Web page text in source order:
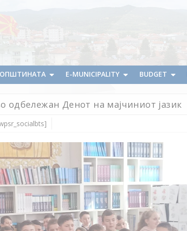
ОПШТИНАТА E-MUNICIPALITY BUDGET
одбележан Денот на мајчиниот јазик